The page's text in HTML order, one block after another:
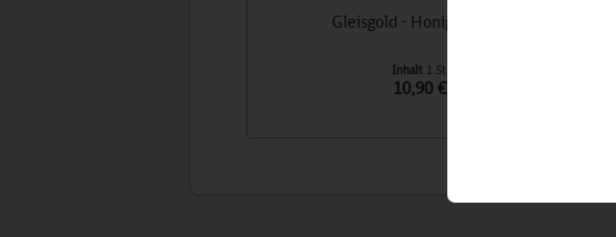
Gleisgold - Honig der DB
Inhalt 1 St
10,90 €